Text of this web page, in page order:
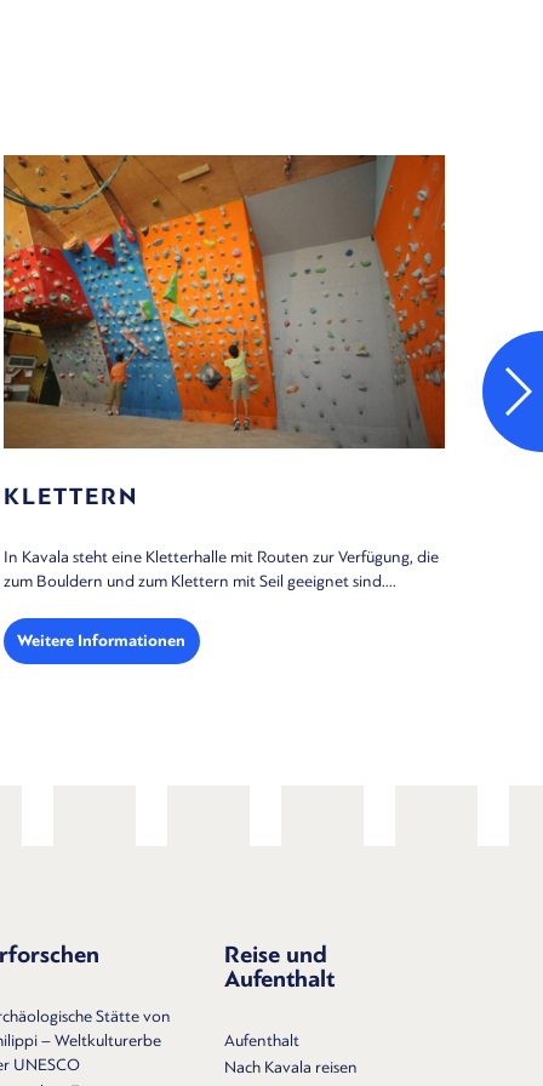
WASSERSPORT
Sind Sie ein begeisterter Wassersportfan? Wenn Sie nach dem
idealen Windsurfspot in der Nähe Kavalas suchen, empfehlen
Weitere Informationen
Stätte von
– Weltkulturerbe
UNESCO
Reise und
Aufenthalt
Aufenthalt
Nach Kavala reisen